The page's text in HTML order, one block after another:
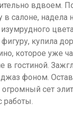
вдвоем.
в салоне, надела
купила
которое уже
в гостиной.
фоном.
огромный сет
работы.